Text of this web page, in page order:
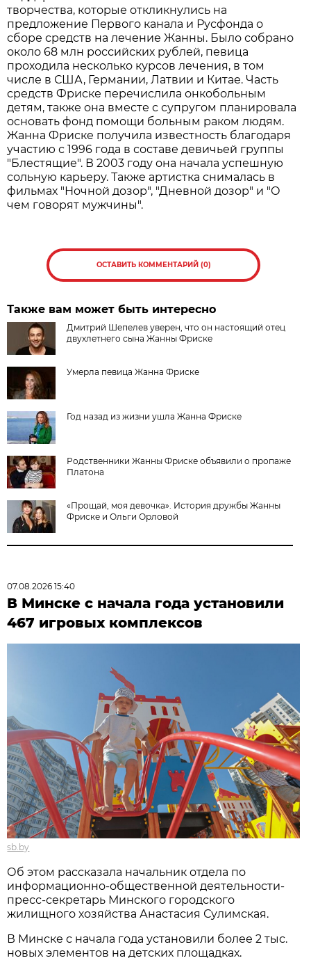
творчества, которые откликнулись на
предложение Первого канала и Русфонда о
сборе средств на лечение Жанны. Было собрано
около 68 млн российских рублей, певица
проходила несколько курсов лечения, в том
числе в США, Германии, Латвии и Китае. Часть
средств Фриске перечислила онкобольным
детям, также она вместе с супругом планировала
основать фонд помощи больным раком людям.
Жанна Фриске получила известность благодаря
участию с 1996 года в составе девичьей группы
"Блестящие". В 2003 году она начала успешную
сольную карьеру. Также артистка снималась в
фильмах "Ночной дозор", "Дневной дозор" и "О
чем говорят мужчины".
ОСТАВИТЬ КОММЕНТАРИЙ (0)
Также вам может быть интересно
Дмитрий Шепелев уверен, что он настоящий отец
двухлетнего сына Жанны Фриске
Умерла певица Жанна Фриске
Год назад из жизни ушла Жанна Фриске
Родственники Жанны Фриске объявили о пропаже
Платона
«Прощай, моя девочка». История дружбы Жанны
Фриске и Ольги Орловой
07.08.2026 15:40
В Минске с начала года установили
467 игровых комплексов
sb.by
Об этом рассказала начальник отдела по
информационно-общественной деятельности-
пресс-секретарь Минского городского
жилищного хозяйства Анастасия Сулимская.
В Минске с начала года установили более 2 тыс.
новых элементов на детских площадках.